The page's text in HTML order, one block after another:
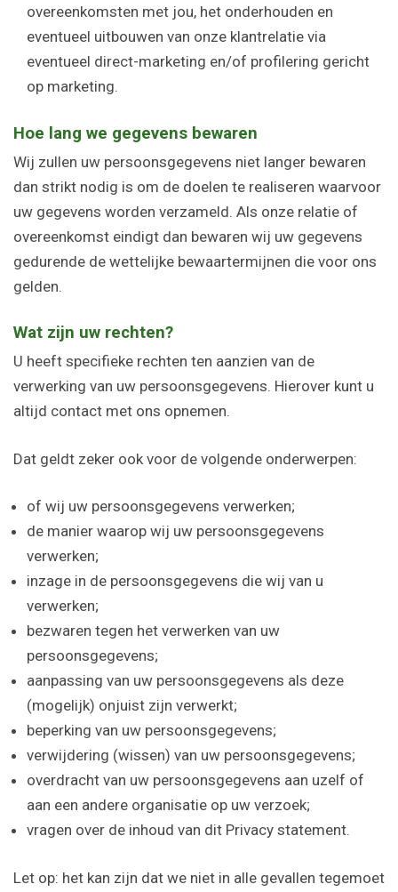
overeenkomsten met jou, het onderhouden en
eventueel uitbouwen van onze klantrelatie via
eventueel direct-marketing en/of profilering gericht
op marketing.
Hoe lang we gegevens bewaren
Wij zullen uw persoonsgegevens niet langer bewaren
dan strikt nodig is om de doelen te realiseren waarvoor
uw gegevens worden verzameld. Als onze relatie of
overeenkomst eindigt dan bewaren wij uw gegevens
gedurende de wettelijke bewaartermijnen die voor ons
gelden.
Wat zijn uw rechten?
U heeft specifieke rechten ten aanzien van de
verwerking van uw persoonsgegevens. Hierover kunt u
altijd contact met ons opnemen.
Dat geldt zeker ook voor de volgende onderwerpen:
of wij uw persoonsgegevens verwerken;
de manier waarop wij uw persoonsgegevens
verwerken;
inzage in de persoonsgegevens die wij van u
verwerken;
bezwaren tegen het verwerken van uw
persoonsgegevens;
aanpassing van uw persoonsgegevens als deze
(mogelijk) onjuist zijn verwerkt;
beperking van uw persoonsgegevens;
verwijdering (wissen) van uw persoonsgegevens;
overdracht van uw persoonsgegevens aan uzelf of
aan een andere organisatie op uw verzoek;
vragen over de inhoud van dit Privacy statement.
Let op: het kan zijn dat we niet in alle gevallen tegemoet